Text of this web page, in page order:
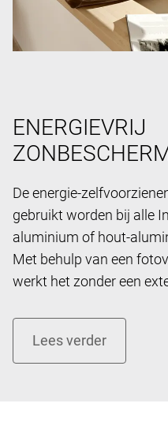
ENERGIEVRIJ
De energie-
gebruikt worden bij alle
aluminium of hout-
Met behulp van een
werkt het zonder een